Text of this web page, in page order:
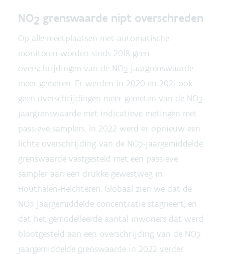
NO2 grenswaarde nipt overschreden
Op alle meetplaatsen met automatische
monitoren worden sinds 2018 geen
overschrijdingen van de NO2-jaargrenswaarde
meer gemeten. Er werden in 2020 en 2021 ook
geen overschrijdingen meer gemeten van de NO2-
jaargrenswaarde met indicatieve metingen met
passieve samplers. In 2022 werd er opnieuw een
lichte overschrijding van de NO2-jaargemiddelde
grenswaarde vastgesteld met een passieve
sampler aan een drukke gewestweg in
Houthalen-Helchteren. Globaal zien we dat de
NO2 jaargemiddelde concentratie stagneert, en
dat het gemodelleerde aantal inwoners dat werd
blootgesteld aan een overschrijding van de NO2
jaargemiddelde grenswaarde in 2022 verder